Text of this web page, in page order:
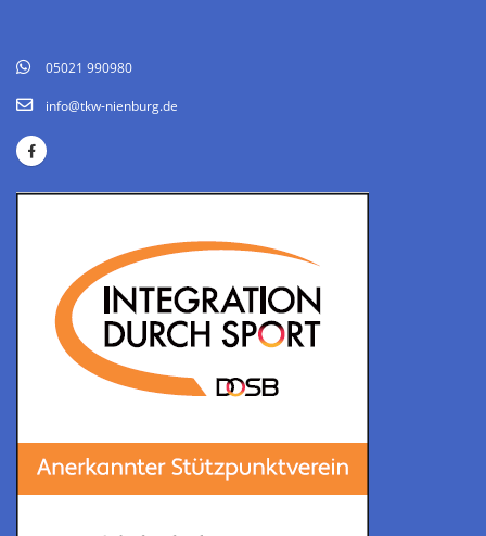
05021 990980
info@tkw-nienburg.de